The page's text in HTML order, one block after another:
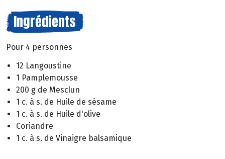
Ingrédients
Pour 4 personnes
12 Langoustine
1 Pamplemousse
200 g de Mesclun
1 c. à s. de Huile de sésame
1 c. à s. de Huile d'olive
Coriandre
1 c. à s. de Vinaigre balsamique